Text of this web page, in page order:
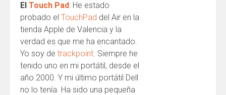
El Touch Pad: He estado
probado el TouchPad del Air en la
tienda Apple de Valencia y la
verdad es que me ha encantado.
Yo soy de trackpoint. Siempre he
tenido uno en mi portátil, desde el
año 2000. Y mi último portátil Dell
no lo tenía. Ha sido una pequeña